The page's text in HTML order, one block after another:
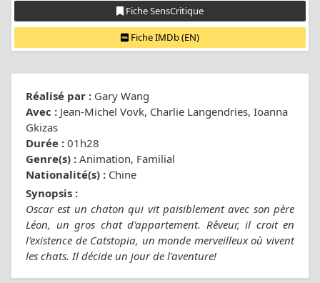
Fiche SensCritique
Fiche IMDb (EN)
Réalisé par : Gary Wang
Avec : Jean-Michel Vovk, Charlie Langendries, Ioanna
Gkizas
Durée : 01h28
Genre(s) : Animation, Familial
Nationalité(s) : Chine
Synopsis :
Oscar est un chaton qui vit paisiblement avec son père
Léon, un gros chat d'appartement. Rêveur, il croit en
l'existence de Catstopia, un monde merveilleux où vivent
les chats. Il décide un jour de l'aventure!